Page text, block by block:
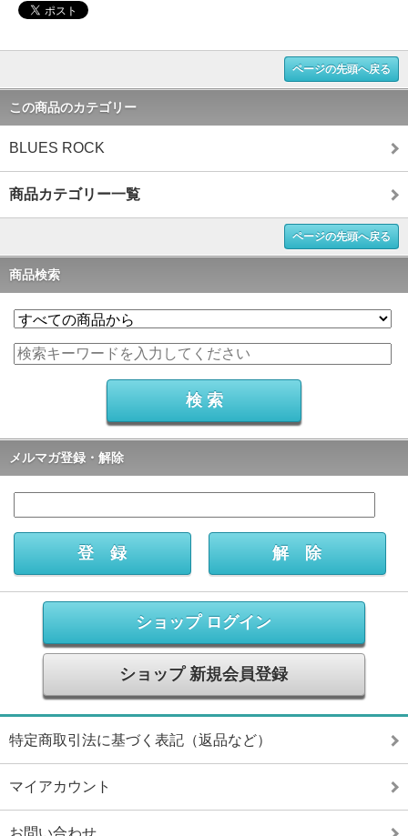
ページの先頭へ戻る
この商品のカテゴリー
BLUES ROCK
商品カテゴリー一覧
ページの先頭へ戻る
商品検索
メルマガ登録・解除
ショップ ログイン
ショップ 新規会員登録
特定商取引法に基づく表記（返品など）
マイアカウント
お問い合わせ